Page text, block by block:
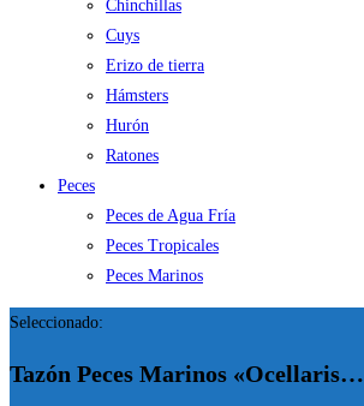
Chinchillas
Cuys
Erizo de tierra
Hámsters
Hurón
Ratones
Peces
Peces de Agua Fría
Peces Tropicales
Peces Marinos
Seleccionado:
Tazón Peces Marinos «Ocellaris…